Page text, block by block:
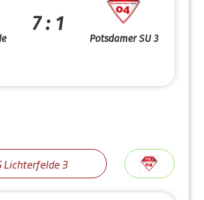
7 : 1
Potsdamer SU 3
Lichterfelde 3